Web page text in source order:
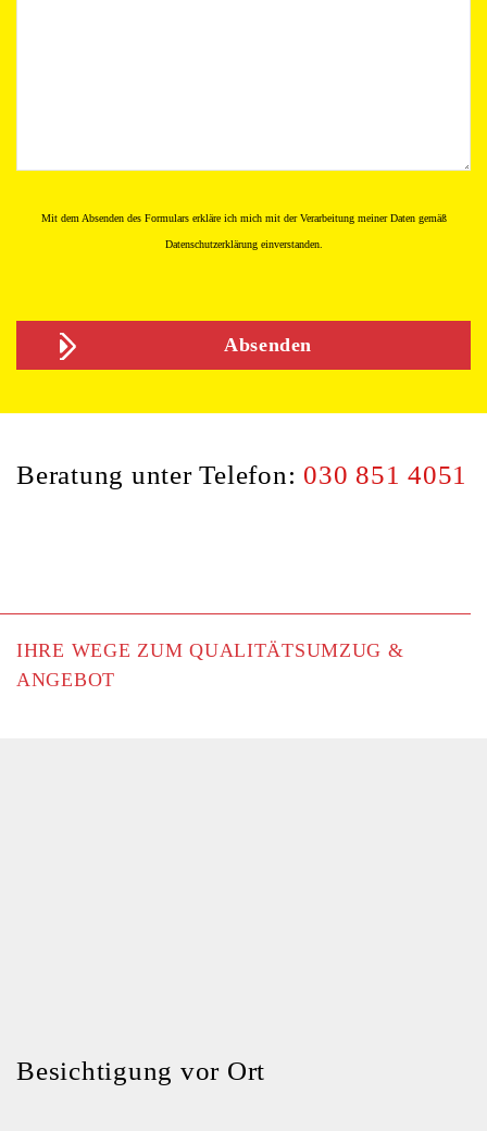
Mit dem Absenden des Formulars erkläre ich mich mit der Verarbeitung meiner Daten gemäß
Datenschutzerklärungeinverstanden.
Beratung unter Telefon: 030 851 4051
IHRE WEGE ZUM QUALITÄTSUMZUG &
ANGEBOT
Besichtigung vor Ort